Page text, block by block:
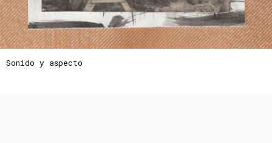
Sonido y aspecto